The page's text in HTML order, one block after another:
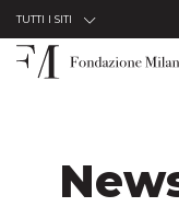
Skip to Content
TUTTI I SITI